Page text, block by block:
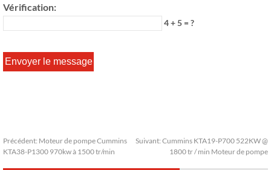
Vérification:
4 + 5 = ?
Précédent: Moteur de pompe Cummins
KTA38-P1300 970kw à 1500 tr/min
Suivant: Cummins KTA19-P700 522KW @
1800 tr / min Moteur de pompe